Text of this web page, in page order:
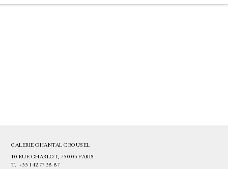
GALERIE CHANTAL CROUSEL
10 RUE CHARLOT, 75003 PARIS
T. +33 1 42 77 38 87